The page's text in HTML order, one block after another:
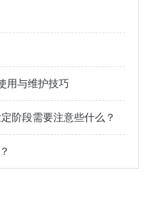
用与维护技巧
阶段需要注意些什么？